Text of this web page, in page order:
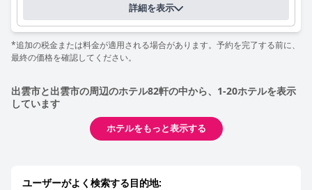
詳細を表示
*追加の税金または料金が適用される場合があります。予約を完了する前に、
最終の価格を確認してください。
出雲市と出雲市の周辺のホテル82軒の中から、1-20ホテルを表示
しています
ホテルをもっと表示する
ユーザーがよく検索する目的地: